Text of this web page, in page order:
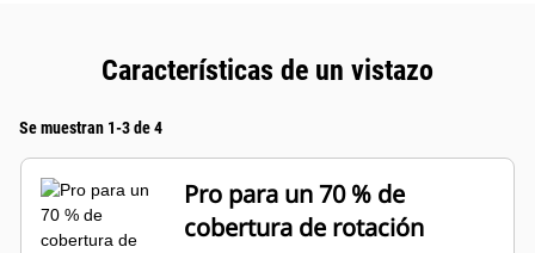
Características de un vistazo
Se muestran 1-3 de 4
Pro para un 70 % de
cobertura de rotación